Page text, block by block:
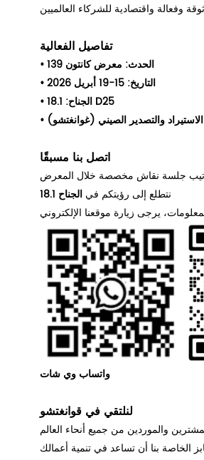
تفاصيل الفعالية
•
الحدث: معرض كانتون 139
•
التاريخ: 15-19 أبريل 2026
•
الجناح: 18.1 D25
والتصدير الصيني (غوانغتشو)
اتصل بنا مسبقًا
نتطلع إلى رؤيتكم في
واتساب وي شات
لنلتقي في قوانغتشو